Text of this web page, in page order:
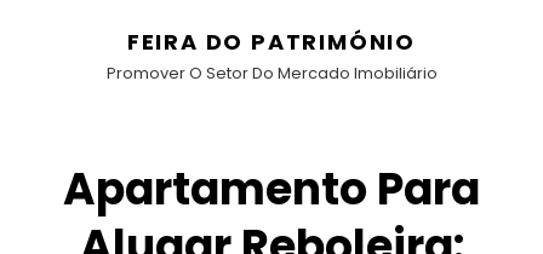
FEIRA DO PATRIMÓNIO
Promover O Setor Do Mercado Imobiliário
Apartamento Para